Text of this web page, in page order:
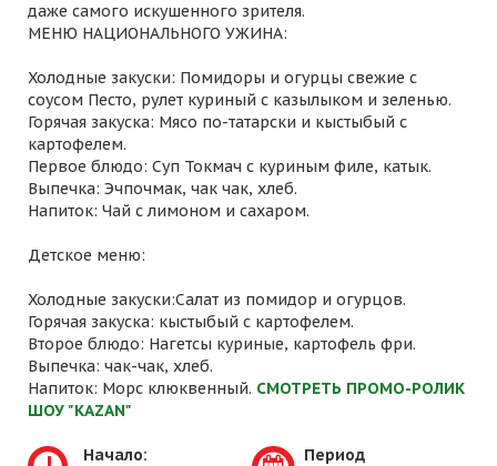
даже самого искушенного зрителя.
МЕНЮ НАЦИОНАЛЬНОГО УЖИНА:
Холодные закуски: Помидоры и огурцы свежие с
соусом Песто, рулет куриный с казылыком и зеленью.
Горячая закуска: Мясо по-татарски и кыстыбый с
картофелем.
Первое блюдо: Суп Токмач с куриным филе, катык.
Выпечка: Эчпочмак, чак чак, хлеб.
Напиток: Чай с лимоном и сахаром.
Детское меню:
Холодные закуски:Салат из помидор и огурцов.
Горячая закуска: кыстыбый с картофелем.
Второе блюдо: Нагетсы куриные, картофель фри.
Выпечка: чак-чак, хлеб.
Напиток: Морс клюквенный. СМОТРЕТЬ ПРОМО-РОЛИК
ШОУ "KAZAN"
Начало:
Период